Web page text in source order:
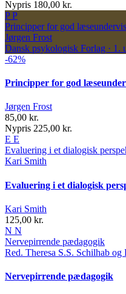
Nypris 180,00 kr.
P P
Principper for god
Jørgen Frost
Dansk psykologisk Forlag · 1.
-62%
Principper for god
Jørgen Frost
85,00 kr.
Nypris 225,00 kr.
E E
Evaluering i et dialogisk
Kari Smith
Evaluering i et dialogisk
Kari Smith
125,00 kr.
N N
Nervepirrende pædagogik
Red. Theresa S.S. Schilhab og
Nervepirrende pædagogik